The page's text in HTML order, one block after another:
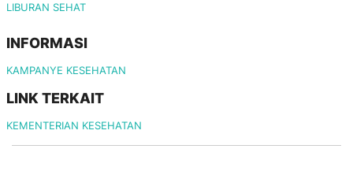
LIBURAN SEHAT
INFORMASI
KAMPANYE KESEHATAN
LINK TERKAIT
KEMENTERIAN KESEHATAN